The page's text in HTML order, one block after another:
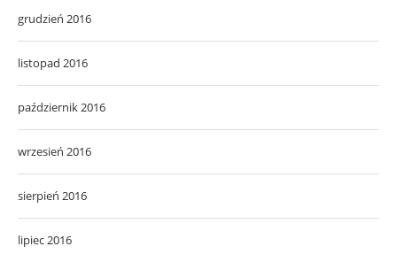
grudzień 2016
listopad 2016
październik 2016
wrzesień 2016
sierpień 2016
lipiec 2016